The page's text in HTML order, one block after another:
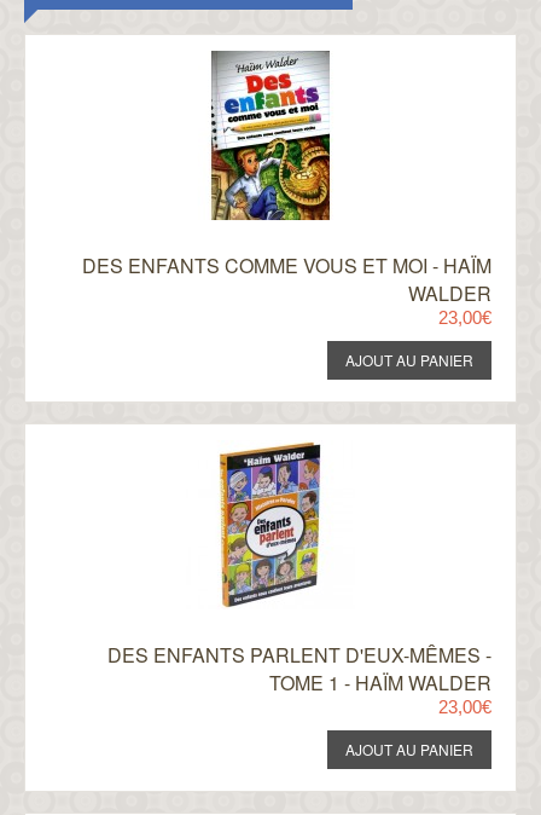
DES ENFANTS COMME VOUS ET MOI - HAÏM
WALDER
23,00€
DES ENFANTS PARLENT D'EUX-MÊMES -
TOME 1 - HAÏM WALDER
23,00€